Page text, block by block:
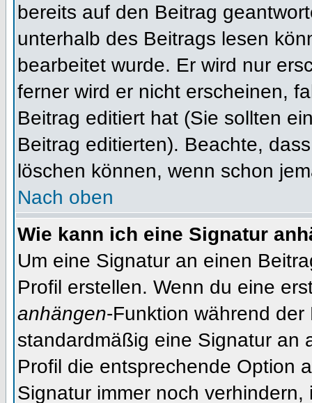
bereits auf den Beitrag
unterhalb des Beitrags lesen
bearbeitet wurde. Er wird nur
ferner wird er nicht erscheinen,
Beitrag editiert hat (Sie sollten
Beitrag editierten). Beachte,
löschen können, wenn schon
Nach oben
Wie kann ich eine Signatur
Um eine Signatur an einen
Profil erstellen. Wenn du eine
anhängen-Funktion während
standardmäßig eine Signatur an
Profil die entsprechende Option
Signatur immer noch